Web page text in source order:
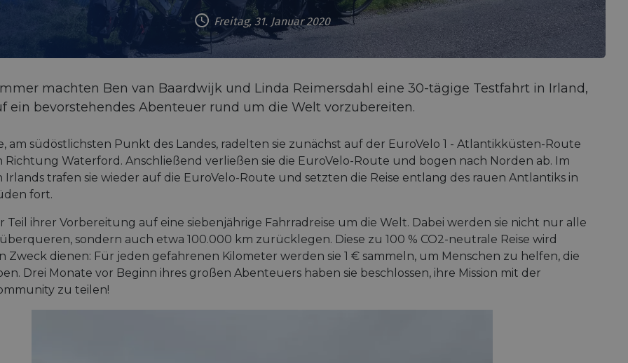
Freitag, 31. Januar 2020
machten Ben van Baardwijk und Linda Reimersdahl eine 30-tägige Testfahrt in Irland,
ein bevorstehendes Abenteuer rund um die Welt vorzubereiten.
am südöstlichsten Punkt des Landes, radelten sie zunächst auf der EuroVelo 1 - Atlantikküsten-Route
Richtung Waterford. Anschließend verließen sie die EuroVelo-Route und bogen nach Norden ab. Im
Irlands trafen sie wieder auf die EuroVelo-Route und setzten die Reise entlang des rauen Antlantiks in
fort.
Teil ihrer Vorbereitung auf eine siebenjährige Fahrradreise um die Welt. Dabei werden sie nicht nur alle
sondern auch etwa 100.000 km zurücklegen. Diese zu 100 % CO2-neutrale Reise wird
Zweck dienen: Für jeden gefahrenen Kilometer werden sie 1 € sammeln, um Menschen zu helfen, die
Drei Monate vor Beginn ihres großen Abenteuers haben sie beschlossen, ihre Mission mit der
zu teilen!